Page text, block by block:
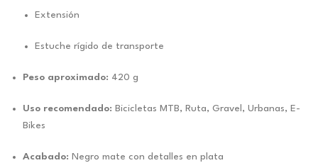
Extensión
Estuche rígido de transporte
Peso aproximado: 420 g
Uso recomendado: Bicicletas MTB, Ruta, Gravel, Urbanas, E-
Bikes
Acabado: Negro mate con detalles en plata